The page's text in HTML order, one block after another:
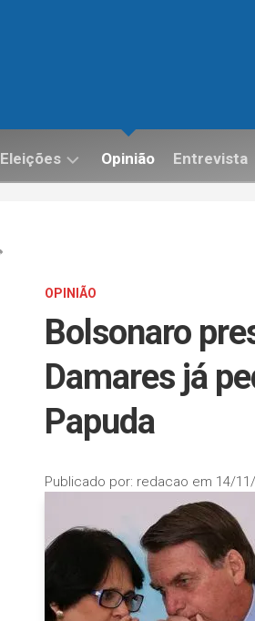
Eleições Opinião Entrevista
OPINIÃO
Bolsonaro
Damares já
Papuda
Publicado por: redacao em 14/